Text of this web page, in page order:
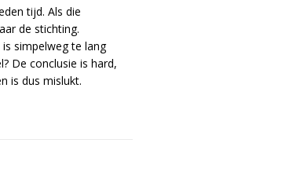
tijd. Als die
de stichting.
simpelweg te lang
De conclusie is hard,
is dus mislukt.